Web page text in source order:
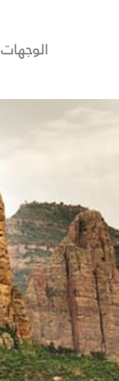
الوجهات